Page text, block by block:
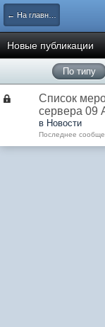
← На главную
Новые публикации
По типу
Список
сервера 09
в Новости
Последнее